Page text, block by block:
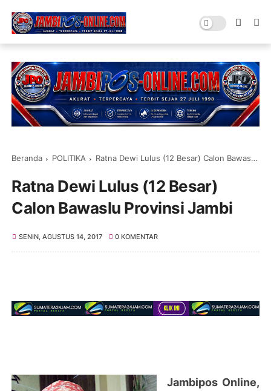
Beranda POLITIKA Ratna Dewi Lulus (12 Besar) Calon Bawaslu Provinsi Jambi
Ratna Dewi Lulus (12 Besar)
Calon Bawaslu Provinsi Jambi
SENIN, AGUSTUS 14, 2017 0 KOMENTAR
Jambipos Online,